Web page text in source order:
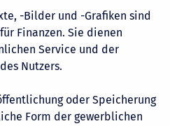
-Bilder und -Grafiken sind
Finanzen. Sie dienen
Service und der
Nutzers.
oder Speicherung
Form der gewerblichen